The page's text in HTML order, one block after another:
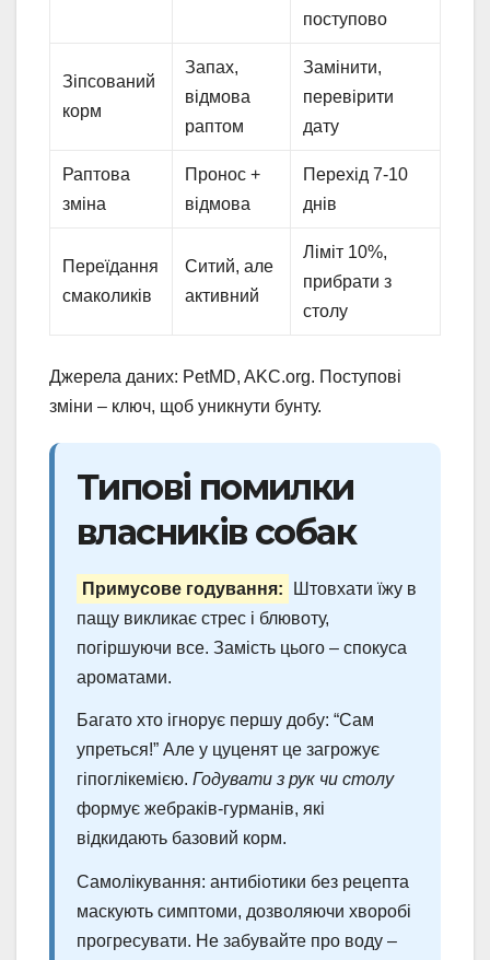
поступово
Зіпсований
корм
Запах,
відмова
раптом
Замінити,
перевірити
дату
Раптова
зміна
Пронос +
відмова
Перехід 7-10
днів
Переїдання
смаколиків
Ситий, але
активний
Ліміт 10%,
прибрати з
столу
Джерела даних: PetMD, AKC.org. Поступові
зміни – ключ, щоб уникнути бунту.
Типові помилки
власників собак
Примусове годування:
Штовхати їжу в
пащу викликає стрес і блювоту,
погіршуючи все. Замість цього – спокуса
ароматами.
Багато хто ігнорує першу добу: “Сам
упреться!” Але у цуценят це загрожує
гіпоглікемією. Годувати з рук чи столу
формує жебраків-гурманів, які
відкидають базовий корм.
Самолікування: антибіотики без рецепта
маскують симптоми, дозволяючи хворобі
прогресувати. Не забувайте про воду –